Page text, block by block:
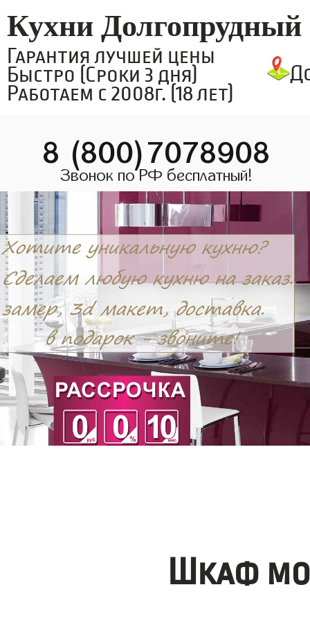
Кухни Долгопрудный
Гарантия лучшей цены
Быстро (Сроки 3 дня)
Работаем с 2008г. (18 лет)
8 (800)7078908
Звонок по РФ бесплатный!
Шкаф